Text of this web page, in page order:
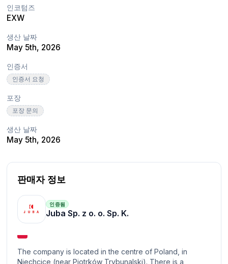
인코텀즈
EXW
생산 날짜
May 5th, 2026
인증서
인증서 요청
포장
포장 문의
생산 날짜
May 5th, 2026
판매자 정보
인증됨
Juba Sp. z o. o. Sp. K.
The company is located in the centre of Poland, in
Niechcice (near Piotrków Trybunalski). There is a